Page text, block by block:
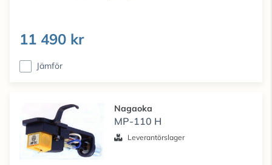
11 490 kr
Jämför
Nagaoka
MP-110 H
Leverantörslager